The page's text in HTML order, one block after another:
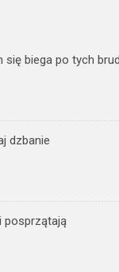
się biega po tych
dzbanie
posprzątają